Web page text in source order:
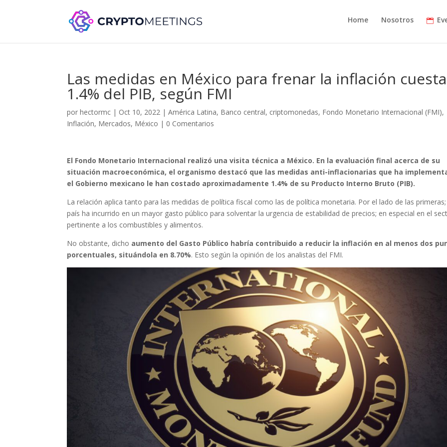
Home Nosotros
Las medidas en México para frenar la inflación
1.4% del PIB, según FMI
porhectormc | Oct 10, 2022 |América Latina, Banco central, criptomonedas, Fondo Monetario Internacional (FMI),
Inflación, Mercados, México | 0 Comentarios
El Fondo Monetario Internacional realizó una visita técnica a México. En la evaluación final acerca de su
situación macroeconómica, el organismo destacó que las medidas anti-inflacionarias que ha
el Gobierno mexicano le han costado aproximadamente 1.4% de su Producto Interno Bruto (PIB).
La relación aplica tanto para las medidas de política fiscal como las de política monetaria. Por el lado de las
país ha incurrido en un mayor gasto público para solventar la urgencia de estabilidad de precios; en especial en el
pertinente a los combustibles y alimentos.
No obstante, dicho aumento del Gasto Público habría contribuido a reducir la inflación en al menos dos
porcentuales, situándola en 8.70%. Esto según la opinión de los analistas del FMI.